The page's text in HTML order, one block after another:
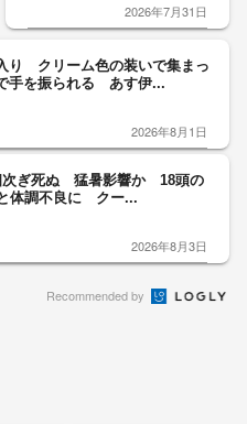
2026年7月31日
り クリーム色の装いで集まっ
手を振られる あす伊...
2026年8月1日
次ぎ死ぬ 猛暑影響か 18頭の
体調不良に クー...
2026年8月3日
Recommended by